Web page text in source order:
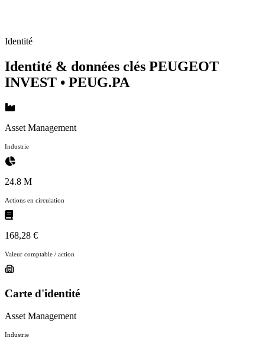
Identité
Identité & données clés PEUGEOT
INVEST • PEUG.PA
Asset Management
Industrie
24.8 M
Actions en circulation
168,28 €
Valeur comptable / action
Carte d'identité
Asset Management
Industrie